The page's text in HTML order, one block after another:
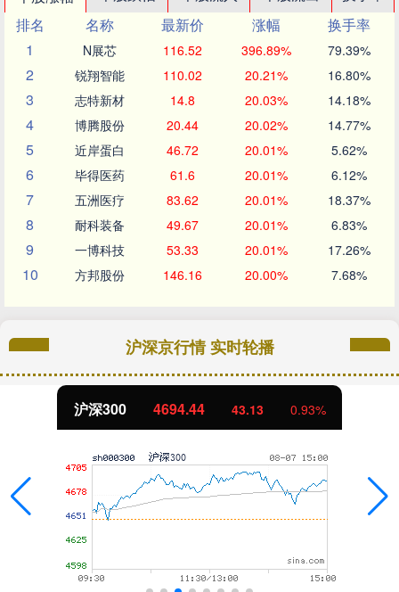
排名
名称 最新价 涨幅
换手率
1
N展芯 116.52 396.89% 79.39%
2 锐翔智能 110.02 20.21% 16.80%
3 志特新材 14.8 20.03% 14.18%
4 博腾股份 20.44 20.02% 14.77%
5 近岸蛋白 46.72 20.01% 5.62%
6 毕得医药 61.6 20.01% 6.12%
7 五洲医疗 83.62 20.01% 18.37%
8 耐科装备 49.67 20.01% 6.83%
9 一博科技 53.33 20.01% 17.26%
10 方邦股份 146.16 20.00% 7.68%
沪深京行情 实时轮播
沪深300 4694.44 43.13 0.93%